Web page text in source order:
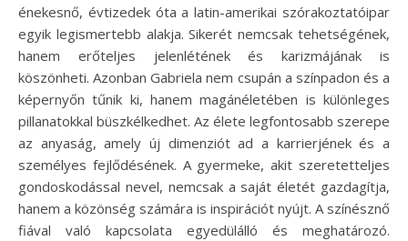
énekesnő, évtizedek óta a latin-amerikai szórakoztatóipar
egyik legismertebb alakja. Sikerét nemcsak tehetségének,
hanem erőteljes jelenlétének és karizmájának is
köszönheti. Azonban Gabriela nem csupán a színpadon és a
képernyőn tűnik ki, hanem magánéletében is különleges
pillanatokkal büszkélkedhet. Az élete legfontosabb szerepe
az anyaság, amely új dimenziót ad a karrierjének és a
személyes fejlődésének. A gyermeke, akit szeretetteljes
gondoskodással nevel, nemcsak a saját életét gazdagítja,
hanem a közönség számára is inspirációt nyújt. A színésznő
fiával való kapcsolata egyedülálló és meghatározó.